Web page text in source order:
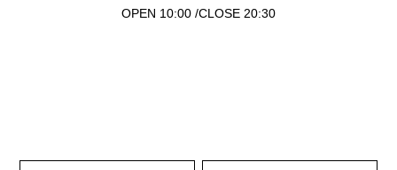
OPEN 10:00 /CLOSE 20:30